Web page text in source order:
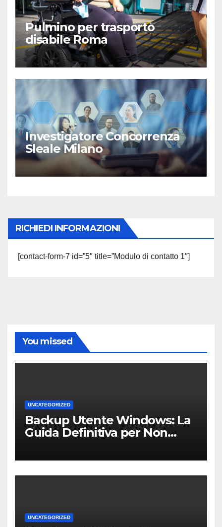
Pulmino per trasporto
disabile Roma
Investigatore Concorrenza
Sleale Milano
RICHIEDI INFORMAZIONI
[contact-form-7 id=”5″ title=”Modulo di contatto 1″]
You missed
UNCATEGORIZED
Backup Utente Windows: La
Guida Definitiva per Non
Casa o dell’Ufficio
UNCATEGORIZED